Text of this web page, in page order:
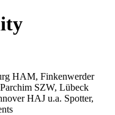
HAM, Finkenwerder
SZW, Lübeck
HAJ u.a. Spotter,